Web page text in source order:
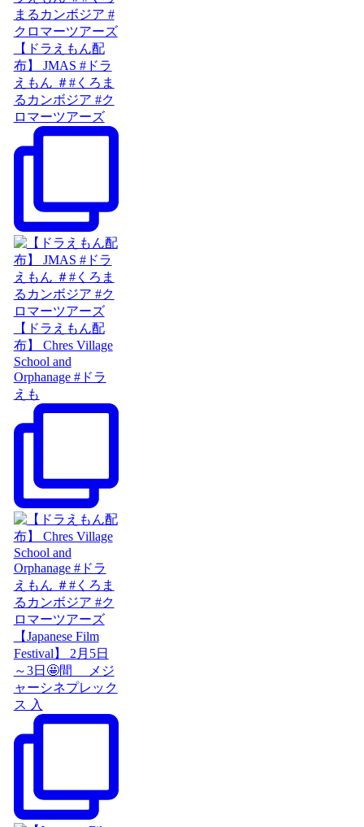
【ドラえもん配
布】 JMAS #ドラ
えもん ＃#くろま
るカンボジア #ク
ロマーツアーズ
【ドラえもん配
布】 Chres Village
School and
Orphanage #ドラ
えも
【Japanese Film
Festival】 2月5日
～3日🤩間 メジ
ャーシネプレック
ス 入